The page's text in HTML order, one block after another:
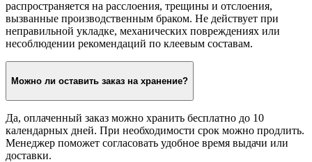
распространяется на расслоения, трещины и отслоения,
вызванные производственным браком. Не действует при
неправильной укладке, механических повреждениях или
несоблюдении рекомендаций по клеевым составам.
Можно ли оставить заказ на хранение?
Да, оплаченный заказ можно хранить бесплатно до 10
календарных дней. При необходимости срок можно продлить.
Менеджер поможет согласовать удобное время выдачи или
доставки.